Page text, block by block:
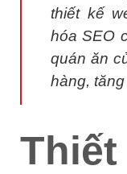
thiết kế
hóa SEO
quán ăn
hàng,